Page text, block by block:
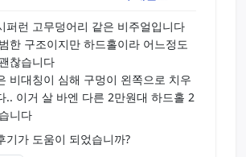
퍼런 고무덩어리 같은 비주얼입니다
한 구조이지만 하드홀이라 어느정도
찮습니다
비대칭이 심해 구멍이 왼쪽으로 치우
.. 이거 살 바엔 다른 2만원대 하드홀 2
니다
기가 도움이 되었습니까?